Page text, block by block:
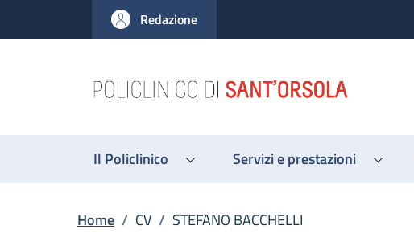
al contenuto principale
to footer content
Redazione
Il Policlinico Servizi e prestazioni
Breadcrumb
Home / CV / STEFANO BACCHELLI